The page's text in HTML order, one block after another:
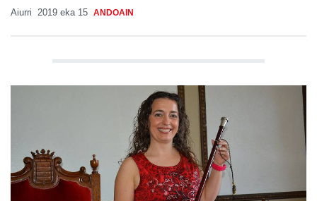
Aiurri 2019 eka 15 ANDOAIN